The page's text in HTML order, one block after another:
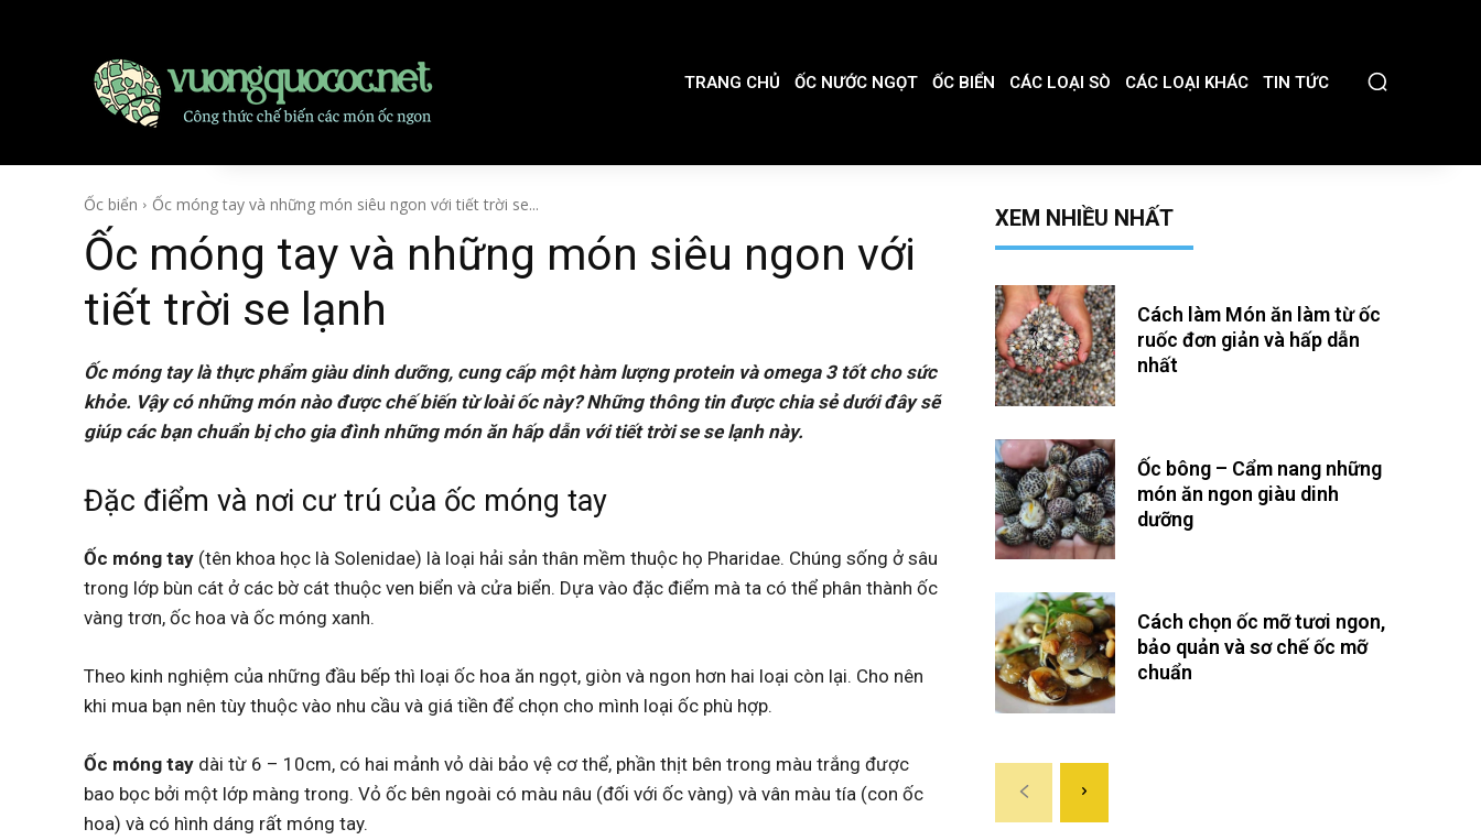
TRANG CHỦ ỐC NƯỚC NGỌT ỐC BIỂN CÁC LOẠI SÒ CÁC LOẠI KHÁC TIN TỨC
Ốc biển Ốc móng tay và những món siêu ngon với tiết trời se...
Ốc móng tay và những món siêu ngon với
tiết trời se lạnh
Ốc móng tay là thực phẩm giàu dinh dưỡng, cung cấp một hàm lượng protein và omega 3 tốt cho sức
khỏe. Vậy có những món nào được chế biến từ loài ốc này? Những thông tin được chia sẻ dưới đây sẽ
giúp các bạn chuẩn bị cho gia đình những món ăn hấp dẫn với tiết trời se se lạnh này.
Đặc điểm và nơi cư trú của ốc móng tay
Ốc móng tay (tên khoa học là Solenidae) là loại hải sản thân mềm thuộc họ Pharidae. Chúng sống ở sâu
trong lớp bùn cát ở các bờ cát thuộc ven biển và cửa biển. Dựa vào đặc điểm mà ta có thể phân thành ốc
vàng trơn, ốc hoa và ốc móng xanh.
Theo kinh nghiệm của những đầu bếp thì loại ốc hoa ăn ngọt, giòn và ngon hơn hai loại còn lại. Cho nên
khi mua bạn nên tùy thuộc vào nhu cầu và giá tiền để chọn cho mình loại ốc phù hợp.
Ốc móng tay dài từ 6 – 10cm, có hai mảnh vỏ dài bảo vệ cơ thể, phần thịt bên trong màu trắng được
bao bọc bởi một lớp màng trong. Vỏ ốc bên ngoài có màu nâu (đối với ốc vàng) và vân màu tía (con ốc
hoa) và có hình dáng rất móng tay.
XEM NHIỀU NHẤT
Cách làm Món ăn làm từ ốc
ruốc đơn giản và hấp dẫn
nhất
Ốc bông – Cẩm nang những
món ăn ngon giàu dinh
dưỡng
Cách chọn ốc mỡ tươi ngon,
bảo quản và sơ chế ốc mỡ
chuẩn